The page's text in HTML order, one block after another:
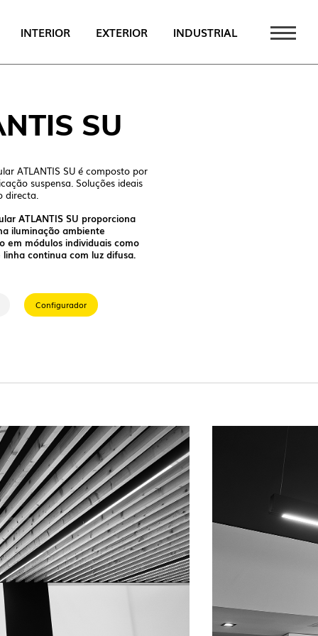
INTERIOR EXTERIOR INDUSTRIAL
@ ILUMINAÇÃO DO EDIFÍCIO
DA FONTE
SU
ATLANTIS SU é composto por
suspensa. Soluções ideais
directa.
ATLANTIS SU proporciona
iluminação ambiente
em módulos individuais como
linha continua com luz difusa.
Configurador